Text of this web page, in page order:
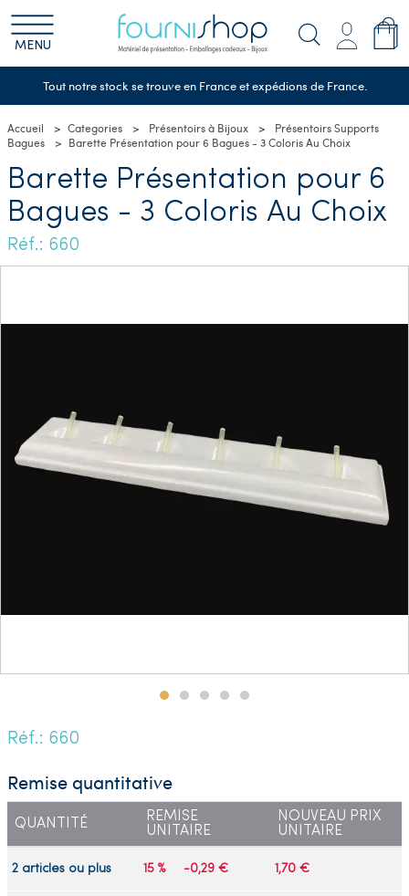
MENU
Tout notre stock se trouve en France et expédions de France.
Accueil Categories Présentoirs à Bijoux
Présentoirs Supports
Bagues
Barette Présentation pour 6 Bagues - 3 Coloris Au Choix
Barette Présentation pour 6
Bagues - 3 Coloris Au Choix
Réf.: 660
Réf.: 660
Remise quantitative
QUANTITÉ
REMISE
UNITAIRE
NOUVEAU PRIX
UNITAIRE
2 articles ou plus 15 % -0,29 € 1,70 €